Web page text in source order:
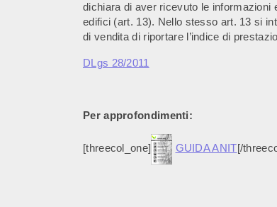
dichiara di aver ricevuto le informazioni
edifici (art. 13). Nello stesso art. 13 si
di vendita di riportare l’indice di
DLgs 28/2011
Per approfondimenti:
[threecol_one] GUIDA ANIT[/